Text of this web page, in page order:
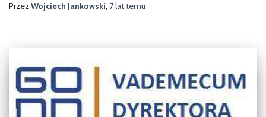
PrzezWojciech Jankowski, 7 lattemu